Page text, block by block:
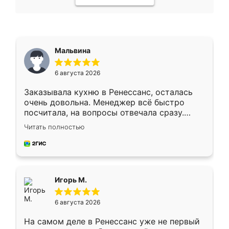
Мальвина
6 августа 2026
Заказывала кухню в Ренессанс, осталась
очень довольна. Менеджер всё быстро
посчитала, на вопросы отвечала сразу.
Замерщик приехал в субботу, подошёл к
делу со всей ответственностью. Собрали
за день, ребята работали аккуратно, даже
Читать полностью
Игорь М.
6 августа 2026
На самом деле в Ренессанс уже не первый